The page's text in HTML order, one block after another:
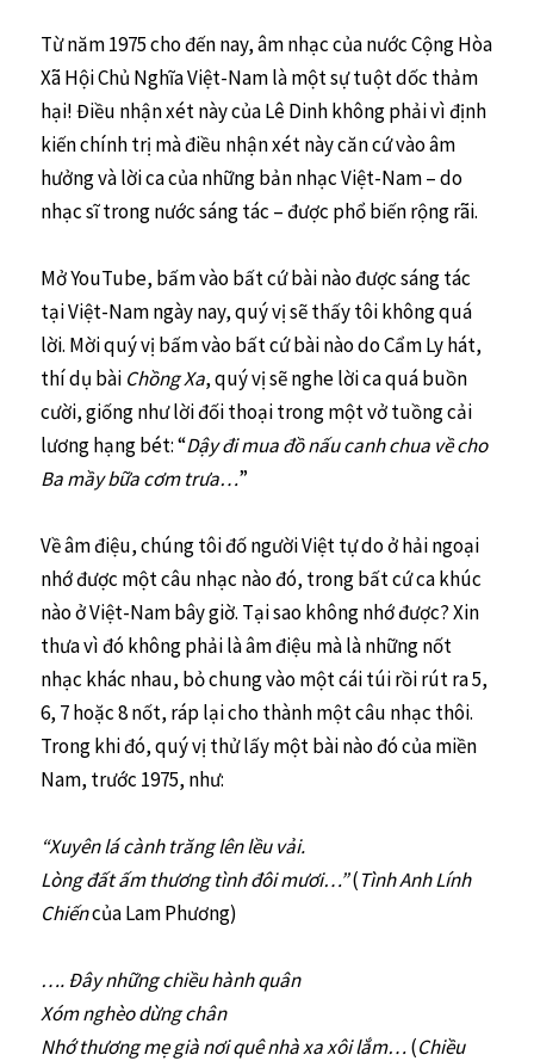
Từ năm 1975 cho đến nay, âm nhạc của nước Cộng Hòa
Xã Hội Chủ Nghĩa Việt-Nam là một sự tuột dốc thảm
hại! Điều nhận xét này của Lê Dinh không phải vì định
kiến chính trị mà điều nhận xét này căn cứ vào âm
hưởng và lời ca của những bản nhạc Việt-Nam – do
nhạc sĩ trong nước sáng tác – được phổ biến rộng rãi.
Mở YouTube, bấm vào bất cứ bài nào được sáng tác
tại Việt-Nam ngày nay, quý vị sẽ thấy tôi không quá
lời. Mời quý vị bấm vào bất cứ bài nào do Cẩm Ly hát,
thí dụ bài Chồng Xa, quý vị sẽ nghe lời ca quá buồn
cười, giống như lời đối thoại trong một vở tuồng cải
lương hạng bét: “Dậy đi mua đồ nấu canh chua về cho
Ba mầy bữa cơm trưa…”
Về âm điệu, chúng tôi đố người Việt tự do ở hải ngoại
nhớ được một câu nhạc nào đó, trong bất cứ ca khúc
nào ở Việt-Nam bây giờ. Tại sao không nhớ được? Xin
thưa vì đó không phải là âm điệu mà là những nốt
nhạc khác nhau, bỏ chung vào một cái túi rồi rút ra 5,
6, 7 hoặc 8 nốt, ráp lại cho thành một câu nhạc thôi.
Trong khi đó, quý vị thử lấy một bài nào đó của miền
Nam, trước 1975, như:
“Xuyên lá cành trăng lên lều vải.
Lòng đất ấm thương tình đôi mươi…”(Tình Anh Lính
Chiếncủa Lam Phương)
…. Đây những chiều hành quân
Xóm nghèo dừng chân
Nhớ thương mẹ già nơi quê nhà xa xôi lắm…(Chiều